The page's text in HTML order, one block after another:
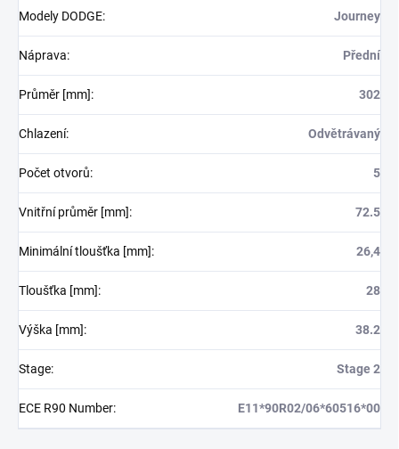
Modely DODGE: Journey
Náprava: Přední
Průměr [mm]: 302
Chlazení: Odvětrávaný
Počet otvorů: 5
Vnitřní průměr [mm]: 72.5
Minimální tloušťka [mm]: 26,4
Tloušťka [mm]: 28
Výška [mm]: 38.2
Stage: Stage 2
ECE R90 Number: E11*90R02/06*60516*00